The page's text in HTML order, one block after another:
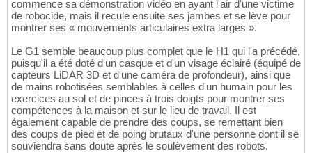
commence sa démonstration vidéo en ayant l'air d'une victime
de robocide, mais il recule ensuite ses jambes et se lève pour
montrer ses « mouvements articulaires extra larges ».
Le G1 semble beaucoup plus complet que le H1 qui l'a précédé,
puisqu'il a été doté d'un casque et d'un visage éclairé (équipé de
capteurs LiDAR 3D et d'une caméra de profondeur), ainsi que
de mains robotisées semblables à celles d'un humain pour les
exercices au sol et de pinces à trois doigts pour montrer ses
compétences à la maison et sur le lieu de travail. Il est
également capable de prendre des coups, se remettant bien
des coups de pied et de poing brutaux d'une personne dont il se
souviendra sans doute après le soulèvement des robots.